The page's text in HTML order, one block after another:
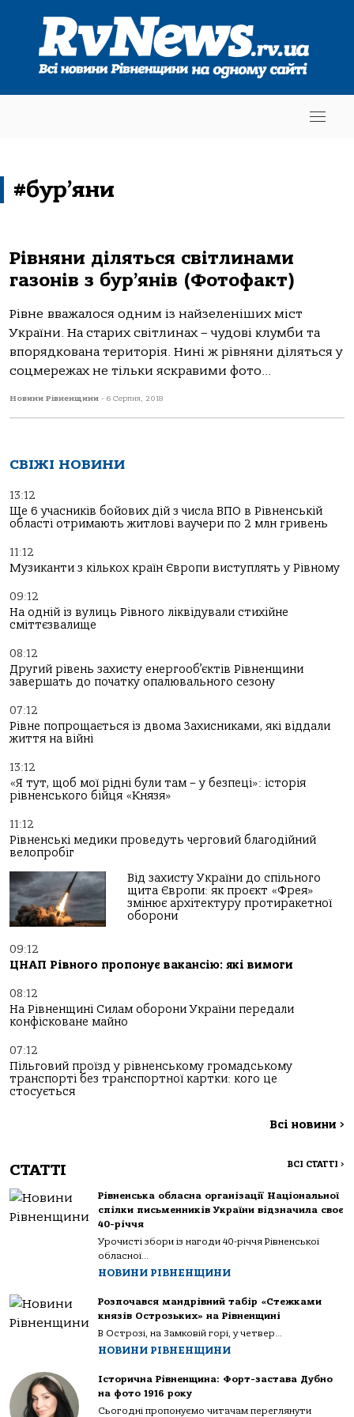
#бур’яни
Рівняни діляться світлинами
газонів з бур’янів (Фотофакт)
Рівне вважалося одним із найзеленіших міст
України. На старих світлинах – чудові клумби та
впорядкована територія. Нині ж рівняни діляться у
соцмережах не тільки яскравими фото...
Новини Рівненщини - 6 Серпня, 2018
СВІЖІ НОВИНИ
13:12
Ще 6 учасників бойових дій з числа ВПО в Рівненській
області отримають житлові ваучери по 2 млн гривень
11:12
Музиканти з кількох країн Європи виступлять у Рівному
09:12
На одній із вулиць Рівного ліквідували стихійне
сміттєзвалище
08:12
Другий рівень захисту енергооб’єктів Рівненщини
завершать до початку опалювального сезону
07:12
Рівне попрощається із двома Захисниками, які віддали
життя на війні
13:12
«Я тут, щоб мої рідні були там – у безпеці»: історія
рівненського бійця «Князя»
11:12
Рівненські медики проведуть черговий благодійний
велопробіг
Від захисту України до спільного
щита Європи: як проєкт «Фрея»
змінює архітектуру протиракетної
оборони
09:12
ЦНАП Рівного пропонує вакансію: які вимоги
08:12
На Рівненщині Силам оборони України передали
конфісковане майно
07:12
Пільговий проїзд у рівненському громадському
транспорті без транспортної картки: кого це
стосується
Всі новини >
СТАТТІ ВСІ СТАТТІ >
Рівненська обласна організації Національної
спілки письменників України відзначила своє
40-річчя
Урочисті збори із нагоди 40-річчя Рівненської
обласної...
НОВИНИ РІВНЕНЩИНИ
Розпочався мандрівний табір «Стежками
князів Острозьких» на Рівненщині
В Острозі, на Замковій горі, у четвер...
НОВИНИ РІВНЕНЩИНИ
Історична Рівненщина: Форт-застава Дубно
на фото 1916 року
Сьогодні пропонуємо читачам переглянути